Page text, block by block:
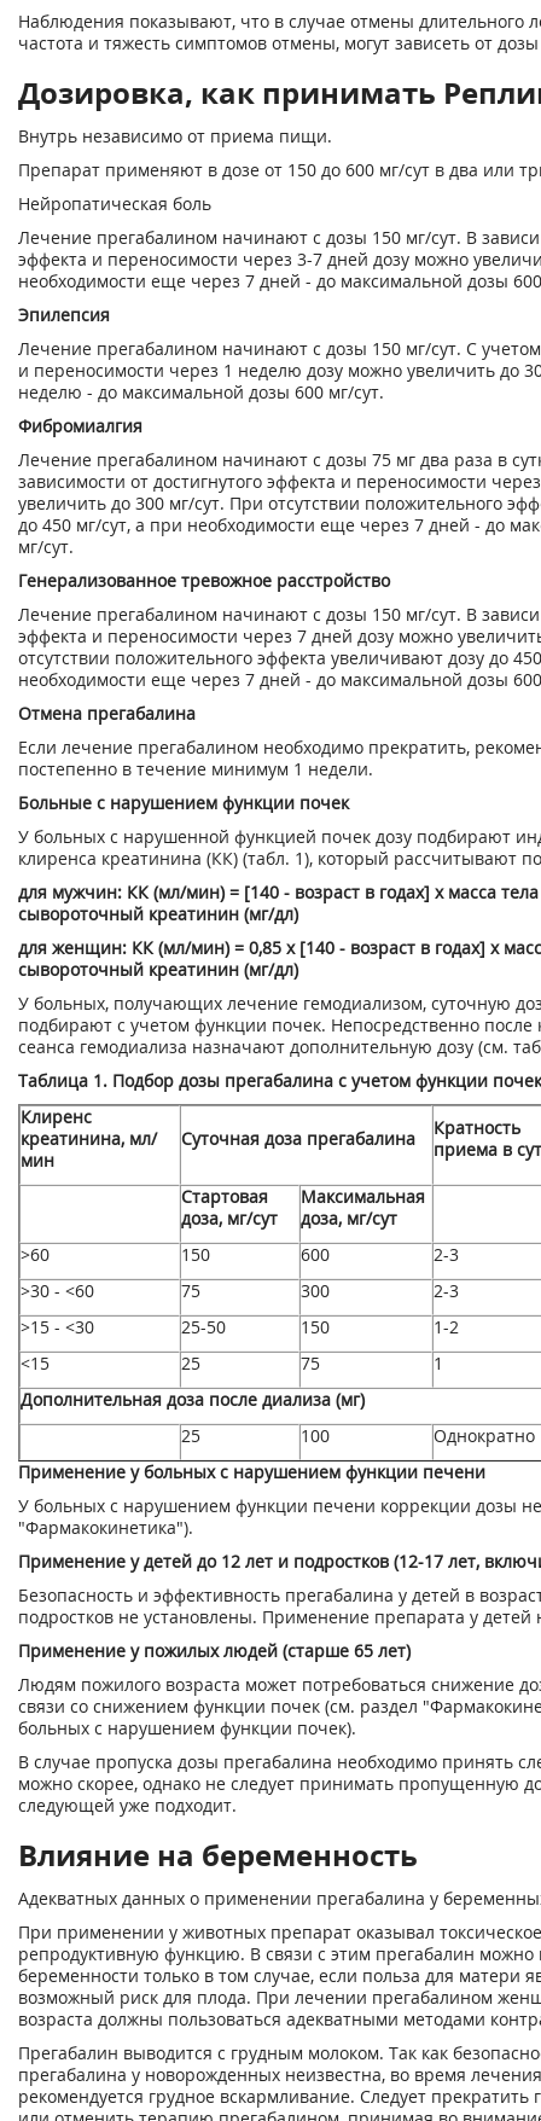
Наблюдения показывают, что в случае отмены длительного
частота и тяжесть симптомов отмены, могут зависеть от
Дозировка, как принимать
Внутрь независимо от приема пищи.
Препарат применяют в дозе от 150 до 600 мг/сут в два или
Нейропатическая боль
Лечение прегабалином начинают с дозы 150 мг/сут. В
эффекта и переносимости через 3-7 дней дозу можно
необходимости еще через 7 дней - до максимальной дозы
Эпилепсия
Лечение прегабалином начинают с дозы 150 мг/сут. С учетом
и переносимости через 1 неделю дозу можно увеличить до
неделю - до максимальной дозы 600 мг/сут.
Фибромиалгия
Лечение прегабалином начинают с дозы 75 мг два раза в
зависимости от достигнутого эффекта и переносимости
увеличить до 300 мг/сут. При отсутствии положительного
до 450 мг/сут, а при необходимости еще через 7 дней - до
мг/сут.
Генерализованное тревожное расстройство
Лечение прегабалином начинают с дозы 150 мг/сут. В
эффекта и переносимости через 7 дней дозу можно
отсутствии положительного эффекта увеличивают дозу до
необходимости еще через 7 дней - до максимальной дозы
Отмена прегабалина
Если лечение прегабалином необходимо прекратить,
постепенно в течение минимум 1 недели.
Больные с нарушением функции почек
У больных с нарушенной функцией почек дозу подбирают
клиренса креатинина (КК) (табл. 1), который рассчитывают
для мужчин: КК (мл/мин) = [140 - возраст в годах] х масса тела
сывороточный креатинин (мг/дл)
для женщин: КК (мл/мин) = 0,85 х [140 - возраст в годах] х
сывороточный креатинин (мг/дл)
У больных, получающих лечение гемодиализом, суточную
подбирают с учетом функции почек. Непосредственно после
сеанса гемодиализа назначают дополнительную дозу (см.
Таблица 1. Подбор дозы прегабалина с учетом функции почек
Клиренс
креатинина, мл/
мин
Суточная доза прегабалина
Кратность
приема в
Стартовая
доза, мг/сут
Максимальная
доза, мг/сут
>60
150 600
2-3
>30 - <60
75 300
2-3
>15 - <30
25-50 150
1-2
<15
25 75
1
Дополнительная доза после диализа (мг)
25
100
Однократно
Применение у больных с нарушением функции печени
У больных с нарушением функции печени коррекции дозы не
"Фармакокинетика").
Применение у детей до 12 лет и подростков (12-17 лет,
Безопасность и эффективность прегабалина у детей в
подростков не установлены. Применение препарата у детей
Применение у пожилых людей (старше 65 лет)
Людям пожилого возраста может потребоваться снижение
связи со снижением функции почек (см. раздел
больных с нарушением функции почек).
В случае пропуска дозы прегабалина необходимо принять
можно скорее, однако не следует принимать пропущенную
следующей уже подходит.
Влияние на беременность
Адекватных данных о применении прегабалина у
При применении у животных препарат оказывал
репродуктивную функцию. В связи с этим прегабалин
беременности только в том случае, если польза для матери
возможный риск для плода. При лечении прегабалином
возраста должны пользоваться адекватными методами
Прегабалин выводится с грудным молоком. Так как
прегабалина у новорожденных неизвестна, во время
рекомендуется грудное вскармливание. Следует прекратить